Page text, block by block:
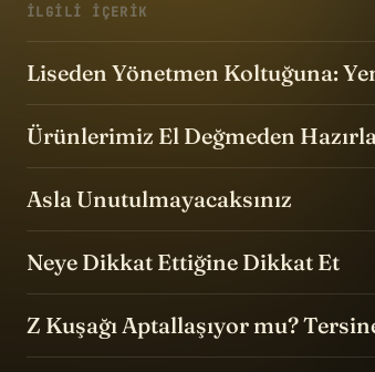
İLGILI IÇERIK
Liseden Yönetmen Koltuğuna:
Ürünlerimiz El Değmeden
Asla Unutulmayacaksınız
Neye Dikkat Ettiğine Dikkat Et
Z Kuşağı Aptallaşıyor mu?